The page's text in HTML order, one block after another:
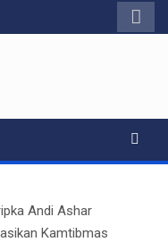
Andi Ashar
Kamtibmas